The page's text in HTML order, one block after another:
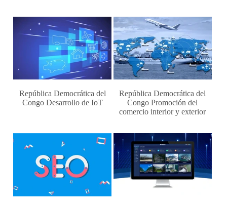
República Democrática del
Congo Desarrollo de IoT
República Democrática del
Congo Promoción del
comercio interior y exterior